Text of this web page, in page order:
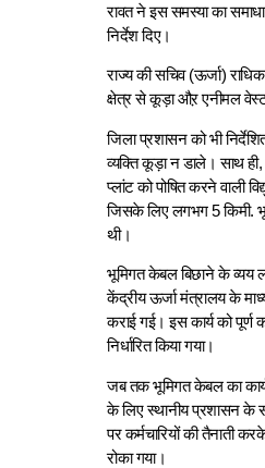
रावत ने इस समस्या का
निर्देश दिए।
राज्य की सचिव (ऊर्जा)
क्षेत्र से कूड़ा औऱ एनीमल
जिला प्रशासन को भी
व्यक्ति कूड़ा न डाले। साथ ही,
प्लांट कोपोषित करने वाली
जिसके लिए लगभग 5 किमी.
थी।
भूमिगत केबल बिछाने के व्यय
केंद्रीय ऊर्जा मंत्रालय के
कराई गई। इस कार्य को
निर्धारित किया गया।
जब तक भूमिगत केबल का कार्य
के लिए स्थानीय प्रशासन के
पर कर्मचारियों की तैनाती
रोका गया।